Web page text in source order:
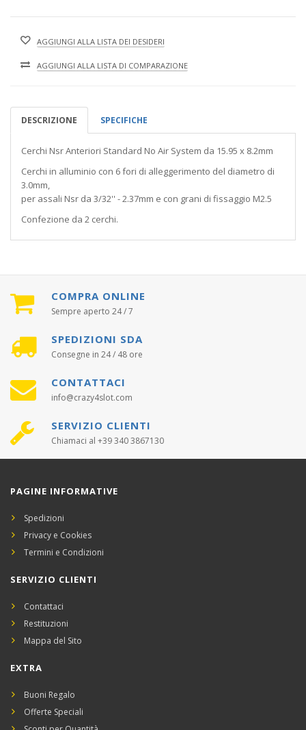
AGGIUNGI ALLA LISTA DEI DESIDERI
AGGIUNGI ALLA LISTA DI COMPARAZIONE
DESCRIZIONE SPECIFICHE
Cerchi Nsr Anteriori Standard No Air System da 15.95 x 8.2mm
Cerchi in alluminio con 6 fori di alleggerimento del diametro di
3.0mm,
per assali Nsr da 3/32'' - 2.37mm e con grani di fissaggio M2.5
Confezione da 2 cerchi.
COMPRA ONLINE
Sempre aperto 24 / 7
SPEDIZIONI SDA
Consegne in 24 / 48 ore
CONTATTACI
info@crazy4slot.com
SERVIZIO CLIENTI
Chiamaci al +39 340 3867130
PAGINE INFORMATIVE
Spedizioni
Privacy e Cookies
Termini e Condizioni
SERVIZIO CLIENTI
Contattaci
Restituzioni
Mappa del Sito
EXTRA
Buoni Regalo
Offerte Speciali